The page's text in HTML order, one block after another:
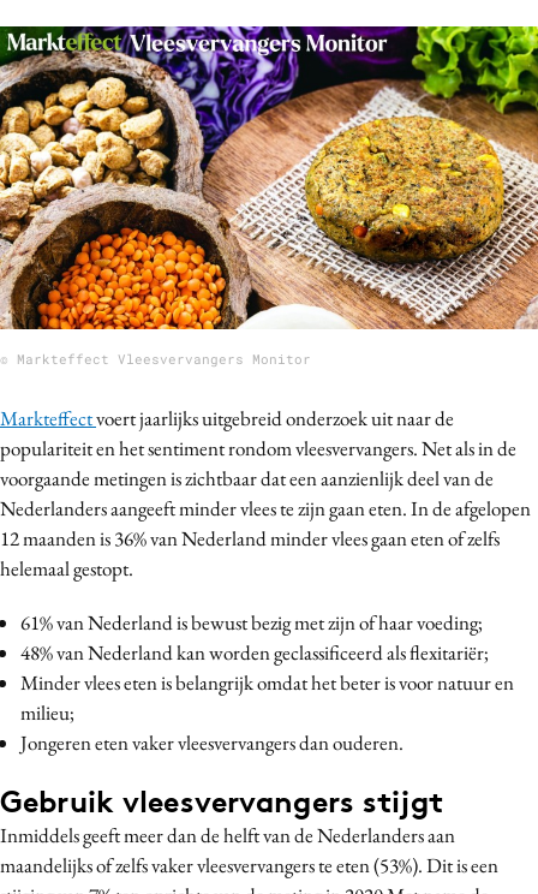
Artificial Intelligence
Bureaus
Campagnes
Carriere
Contentmarketing
Craft
Customer Experience
Data & Insights
Design
Digital transformation
Effectiviteit
Gedragsverandering
Influencer marketing
Interne communicatie
Martech
Media
Merkstrategie
PR
Programmatic
Purpose Marketing
Reputatie & crisis
© Markteffect Vleesvervangers Monitor
Markteffectvoert jaarlijks uitgebreid onderzoek uit naar de
populariteit en het sentiment rondom vleesvervangers. Net als in de
voorgaande metingen is zichtbaar dat een aanzienlijk deel van de
Nederlanders aangeeft minder vlees te zijn gaan eten. In de afgelopen
12 maanden is 36% van Nederland minder vlees gaan eten of zelfs
helemaal gestopt.
61% van Nederland is bewust bezig met zijn of haar voeding;
48% van Nederland kan worden geclassificeerd als flexitariër;
Minder vlees eten is belangrijk omdat het beter is voor natuur en
milieu;
Jongeren eten vaker vleesvervangers dan ouderen.
Gebruik vleesvervangers stijgt
Inmiddels geeft meer dan de helft van de Nederlanders aan
maandelijks of zelfs vaker vleesvervangers te eten (53%). Dit is een